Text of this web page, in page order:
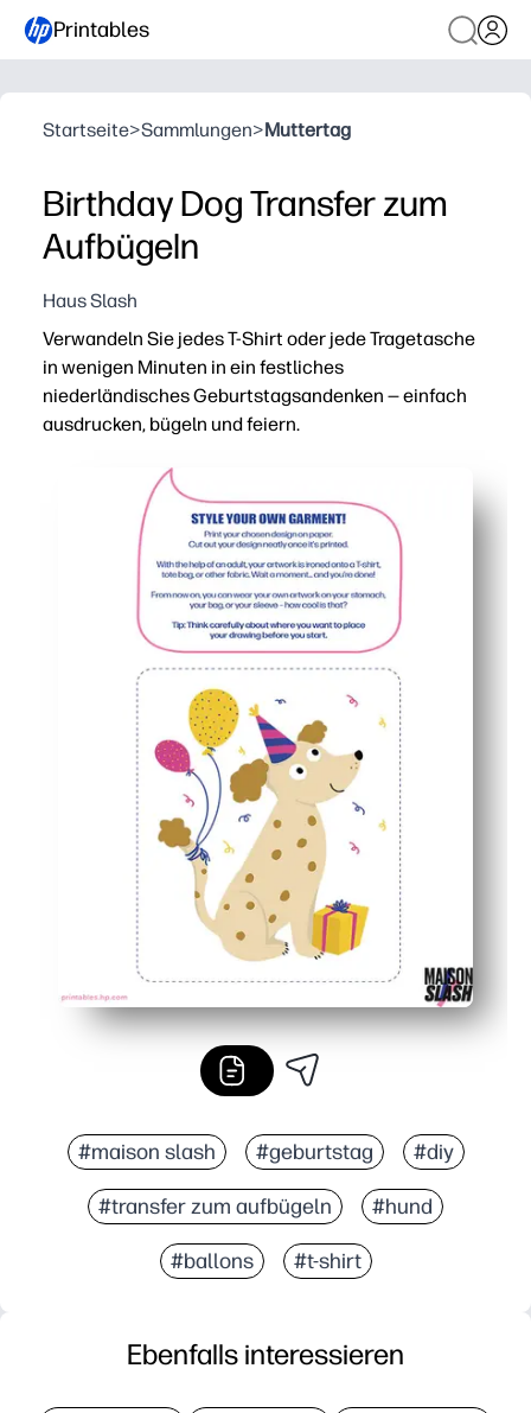
Printables
Startseite>Sammlungen>Muttertag
Birthday Dog Transfer zum
Aufbügeln
Haus Slash
Verwandeln Sie jedes T-Shirt oder jede Tragetasche
in wenigen Minuten in ein festliches
niederländisches Geburtstagsandenken — einfach
ausdrucken, bügeln und feiern.
Basteln ohne Vorbereitung — verwenden Sie Ihr
Das für Kinder zugelassene Design steigert die
Flexibel für T-Shirts, Tragetaschen, Schürzen und
Einfach zu personalisieren — drucken Sie die Größe
#maison slash #geburtstag #diy
#transfer zum aufbügeln #hund
#ballons #t-shirt
Ebenfalls interessieren